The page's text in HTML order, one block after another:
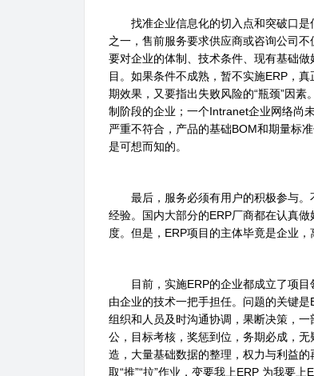
找准企业信息化的切入点和突破口是
之一，售前服务要求供应商或咨询公司
要对企业的体制、技术条件、现有基础
目。如果条件不成熟，暂不实施ERP，
期效果，又要指出失败风险的“瓶颈”因
制阶段的企业；一个Intranet企业网络尚
严重不符合，产品的基础BOM和期量标
是可想而知的。
最后，服务必须有用户的积极参与。
经验。国内大部分的ERP厂商都在认真
度。但是，ERP项目的主体毕竟是企业
目前，实施ERP的企业都成立了项目
由企业的技术一把手担任。问题的关键
组织和人员及时沟通协调，果断决策，
公，目标考核，奖惩到位，务期必成，
造，大量基础数据的整理，权力与利益
取“推”“拉”作业，变要我上ERP 为我要